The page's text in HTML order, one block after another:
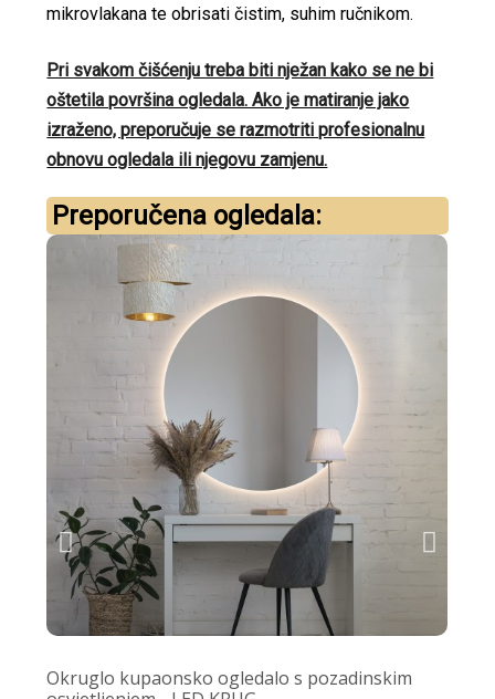
mikrovlakana te obrisati čistim, suhim ručnikom.
Pri svakom čišćenju treba biti nježan kako se ne bi
oštetila površina ogledala. Ako je matiranje jako
izraženo, preporučuje se razmotriti profesionalnu
obnovu ogledala ili njegovu zamjenu.
Preporučena ogledala:
Okruglo kupaonsko ogledalo s pozadinskim